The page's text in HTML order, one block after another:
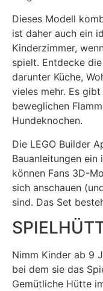
Dieses Modell
ist daher auch ein
Kinderzimmer,
spielt. Entdecke
darunter Küche,
vieles mehr. Es
beweglichen
Hundeknochen.
Die LEGO Builder
Bauanleitungen
können Fans 3D-
sich anschauen
sind. Das Set
Nimm Kinder ab 9
bei dem sie das
Gemütliche Hütte